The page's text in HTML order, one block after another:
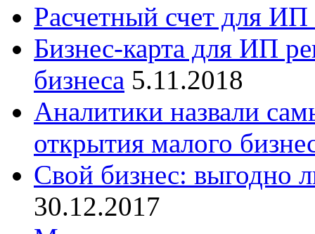
Расчетный счет для
Бизнес-карта для ИП
бизнеса 5.11.2018
Аналитики назвали
открытия малого
Свой бизнес: выгодно
30.12.2017